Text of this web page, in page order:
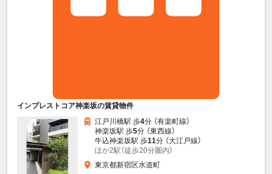
インプレストコア神楽坂の賃貸物件
江戸川橋駅 歩4分 （有楽町線）
神楽坂駅 歩5分 （東西線）
牛込神楽坂駅 歩11分 （大江戸線）
ほか2駅（徒歩20分圏内）
東京都新宿区水道町